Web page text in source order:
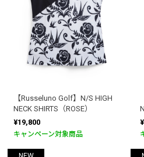
【Russeluno Golf】N/S HIGH
NECK SHIRTS（ROSE）
¥19,800
キャンペーン対象商品